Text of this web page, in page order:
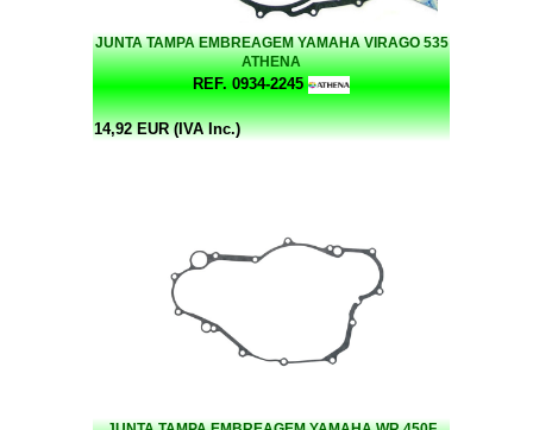
JUNTA TAMPA EMBREAGEM YAMAHA VIRAGO 535
ATHENA
REF. 0934-2245
14,92 EUR (IVA Inc.)